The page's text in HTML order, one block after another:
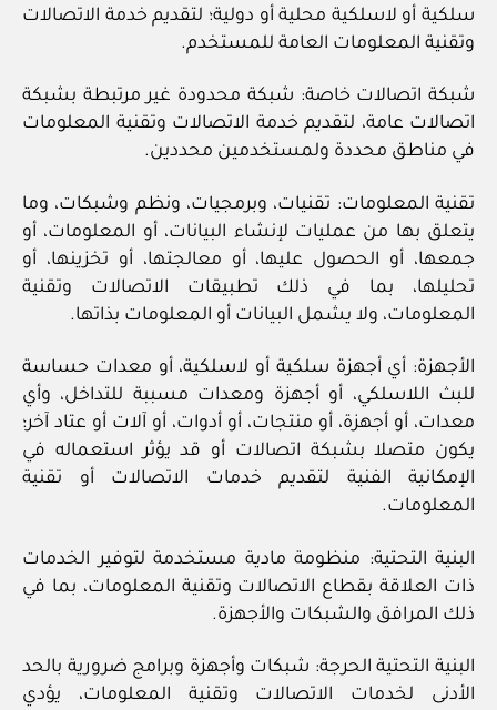
سلكية أو لاسلكية محلية أو دولية؛ لتقديم خدمة الاتصالات
وتقنية المعلومات العامة للمستخدم.
شبكة اتصالات خاصة: شبكة محدودة غير مرتبطة بشبكة
اتصالات عامة، لتقديم خدمة الاتصالات وتقنية المعلومات
في مناطق محددة ولمستخدمين محددين.
تقنية المعلومات: تقنيات، وبرمجيات، ونظم وشبكات، وما
يتعلق بها من عمليات لإنشاء البيانات، أو المعلومات، أو
جمعها، أو الحصول عليها، أو معالجتها، أو تخزينها، أو
تحليلها، بما في ذلك تطبيقات الاتصالات وتقنية
المعلومات، ولا يشمل البيانات أو المعلومات بذاتها.
الأجهزة: أي أجهزة سلكية أو لاسلكية، أو معدات حساسة
للبث اللاسلكي، أو أجهزة ومعدات مسببة للتداخل، وأي
معدات، أو أجهزة، أو منتجات، أو أدوات، أو آلات أو عتاد آخر؛
يكون متصلا بشبكة اتصالات أو قد يؤثر استعماله في
الإمكانية الفنية لتقديم خدمات الاتصالات أو تقنية
المعلومات.
البنية التحتية: منظومة مادية مستخدمة لتوفير الخدمات
ذات العلاقة بقطاع الاتصالات وتقنية المعلومات، بما في
ذلك المرافق والشبكات والأجهزة.
البنية التحتية الحرجة: شبكات وأجهزة وبرامج ضرورية بالحد
الأدنى لخدمات الاتصالات وتقنية المعلومات، يؤدي